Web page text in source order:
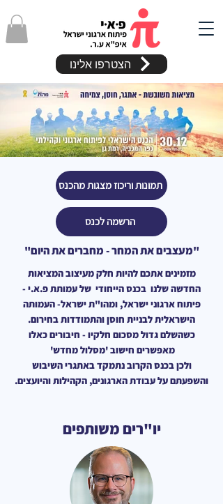
הצטרפו אלינו
תמונות וריכוז מצגות מהכנס
הרשמה לכנס
"מעצבים את המחר - מחברים את היום"
מזמינים אתכם להיות חלק מעיצוב המציאות
החדשה שלנו בכנס הייחודי של עמותת פ.א.י -
פיתוח ארגוני ישראל, ומהו"ת ישראל- העמותה
הישראלית לבניית חוסן והתמודדות בחירום.
כשהשלם גדול מסכום חלקיו - חיבורים כאלו
מאפשרים חישוב 'מסלול מחדש'
ולכן בכנס הקרוב נתמקד באתגרי השיבוש
והשפעתם על עבודת הארגונים, הקהילות והיועצים.
יו"רים משותפים